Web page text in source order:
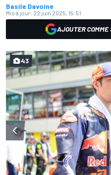
Basile Davoine
Mis à jour: 22 juin 2025, 15:51
AJOUTER COMME
43